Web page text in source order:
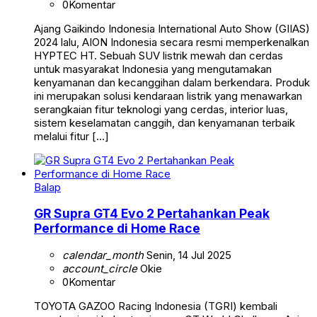
0Komentar
Ajang Gaikindo Indonesia International Auto Show (GIIAS)
2024 lalu, AION Indonesia secara resmi memperkenalkan
HYPTEC HT. Sebuah SUV listrik mewah dan cerdas
untuk masyarakat Indonesia yang mengutamakan
kenyamanan dan kecanggihan dalam berkendara. Produk
ini merupakan solusi kendaraan listrik yang menawarkan
serangkaian fitur teknologi yang cerdas, interior luas,
sistem keselamatan canggih, dan kenyamanan terbaik
melalui fitur […]
Balap
GR Supra GT4 Evo 2 Pertahankan Peak
Performance di Home Race
calendar_monthSenin, 14 Jul 2025
account_circleOkie
0Komentar
TOYOTA GAZOO Racing Indonesia (TGRI) kembali